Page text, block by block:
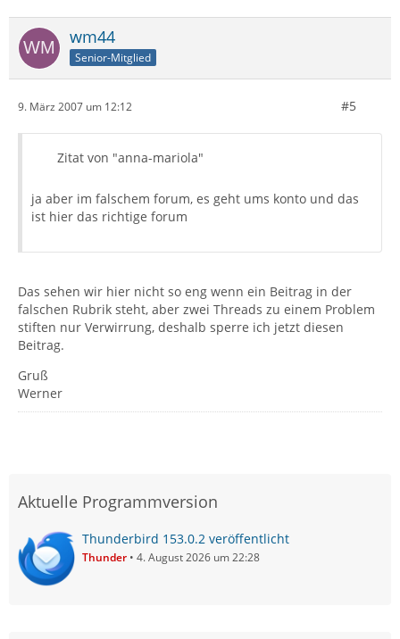
wm44
Senior-Mitglied
9. März 2007 um 12:12 #5
Zitat von "anna-mariola"
ja aber im falschem forum, es geht ums konto und das
ist hier das richtige forum
Das sehen wir hier nicht so eng wenn ein Beitrag in der
falschen Rubrik steht, aber zwei Threads zu einem Problem
stiften nur Verwirrung, deshalb sperre ich jetzt diesen
Beitrag.
Gruß
Werner
Aktuelle Programmversion
Thunderbird 153.0.2 veröffentlicht
Thunder 4. August 2026 um 22:28